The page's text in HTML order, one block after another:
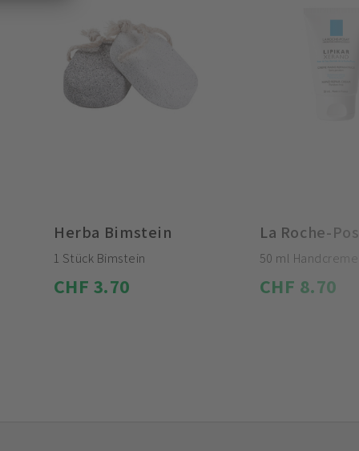
Herba Bimstein
1 Stück Bimstein
CHF 3.70
50 ml Handcreme
CHF 8.70